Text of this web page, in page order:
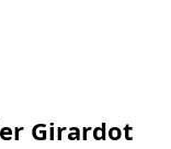
Girardot